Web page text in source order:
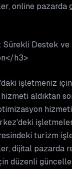
online pazarda
Sürekli Destek ve
h3>
işletmeniz
aldıktan
turizm
dijital pazarda
düzenli